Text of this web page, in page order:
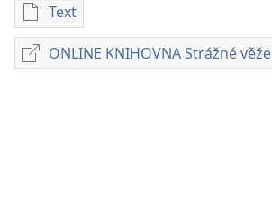
Text
Formáty
poblikací
ke
ONLINE KNIHOVNA Strážné věže
ONLINE